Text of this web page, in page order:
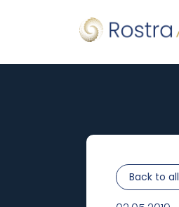
Back to